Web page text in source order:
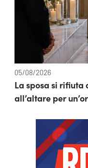
05/08/2026
La sposa si rifiuta
all’altare per